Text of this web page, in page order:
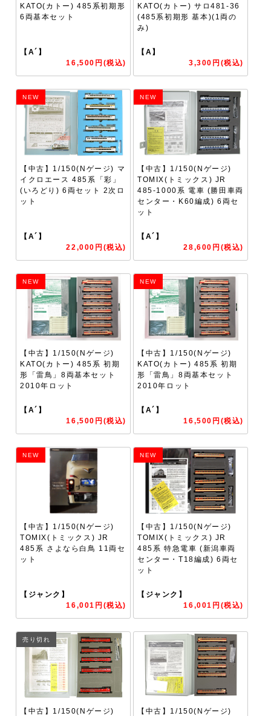
KATO(カトー) 485系初期形
6両基本セット
【A´】
16,500円(税込)
KATO(カトー) サロ481-36
(485系初期形 基本)(1両の
み)
【A】
3,300円(税込)
NEW
【中古】1/150(Nゲージ) マ
イクロエース 485系「彩」
(いろどり) 6両セット 2次ロ
ット
【A´】
22,000円(税込)
NEW
【中古】1/150(Nゲージ)
TOMIX(トミックス) JR
485-1000系 電車 (勝田車両
センター・K60編成) 6両セ
ット
【A´】
28,600円(税込)
NEW
【中古】1/150(Nゲージ)
KATO(カトー) 485系 初期
形「雷鳥」8両基本セット
2010年ロット
【A´】
16,500円(税込)
NEW
【中古】1/150(Nゲージ)
KATO(カトー) 485系 初期
形「雷鳥」8両基本セット
2010年ロット
【A´】
16,500円(税込)
NEW
【中古】1/150(Nゲージ)
TOMIX(トミックス) JR
485系 さよなら白鳥 11両セ
ット
【ジャンク】
16,001円(税込)
NEW
【中古】1/150(Nゲージ)
TOMIX(トミックス) JR
485系 特急電車 (新潟車両
センター・T18編成) 6両セ
ット
【ジャンク】
16,001円(税込)
売り切れ
【中古】1/150(Nゲージ)
【中古】1/150(Nゲージ)